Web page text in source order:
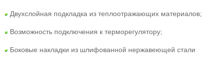
Двухслойная подкладка из теплоотражающих материалов;
Возможность подключения к терморегулятору;
Боковые накладки из шлифованной нержавеющей стали